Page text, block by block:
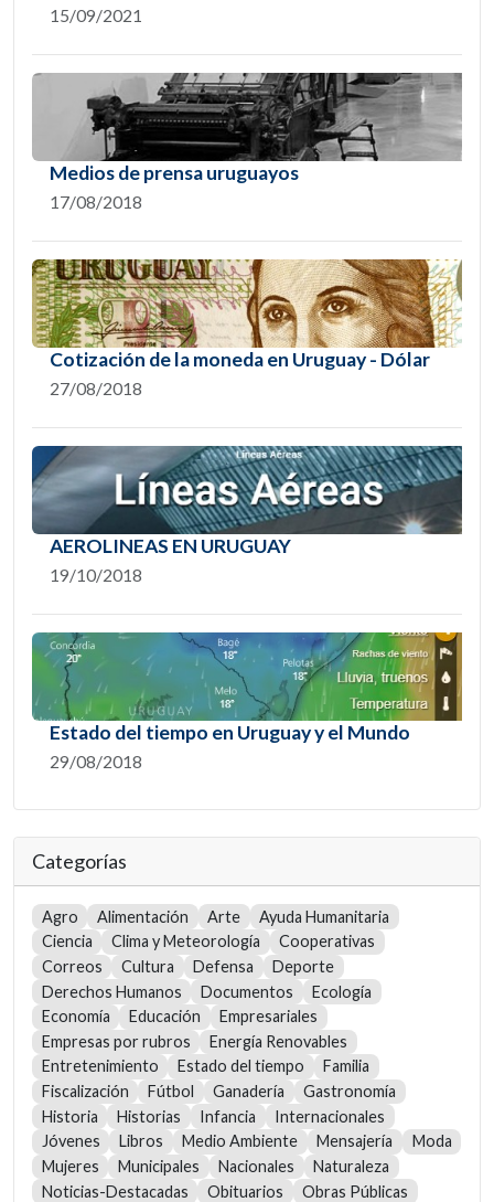
15/09/2021
Medios de prensa uruguayos
17/08/2018
Cotización de la moneda en Uruguay - Dólar
27/08/2018
AEROLINEAS EN URUGUAY
19/10/2018
Estado del tiempo en Uruguay y el Mundo
29/08/2018
Categorías
Agro Alimentación Arte
Ayuda Humanitaria
Ciencia
Clima y Meteorología
Cooperativas
Correos
Cultura Defensa
Deporte
Derechos Humanos
Documentos
Ecología
Economía
Educación
Empresariales
Empresas por rubros
Energía Renovables
Entretenimiento
Estado del tiempo
Familia
Fiscalización
Fútbol Ganadería
Gastronomía
Historia
Historias Infancia
Internacionales
Jóvenes
Libros Medio Ambiente Mensajería
Moda
Mujeres
Municipales Nacionales
Naturaleza
Noticias-Destacadas
Obituarios
Obras Públicas